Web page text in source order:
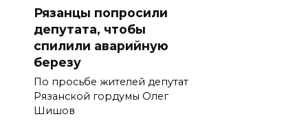
Рязанцы попросили
депутата, чтобы
спилили аварийную
березу
По просьбе жителей депутат
Рязанской гордумы Олег
Шишов